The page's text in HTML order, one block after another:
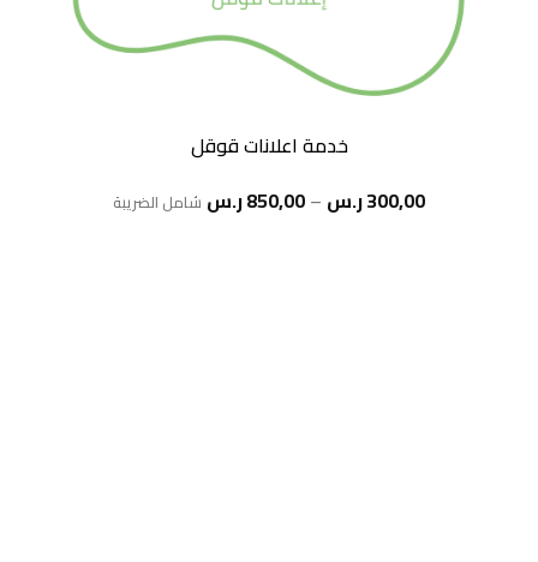
خدمة اعلانات قوقل
300,00ر.س –
850,00ر.س نطاق
السعر:
شامل الضريبة